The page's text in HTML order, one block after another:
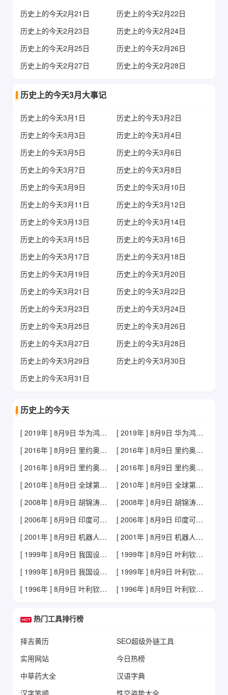
历史上的今天2月21日
历史上的今天2月22日
历史上的今天2月23日
历史上的今天2月24日
历史上的今天2月25日
历史上的今天2月26日
历史上的今天2月27日
历史上的今天2月28日
历史上的今天3月大事记
历史上的今天3月1日
历史上的今天3月2日
历史上的今天3月3日
历史上的今天3月4日
历史上的今天3月5日
历史上的今天3月6日
历史上的今天3月7日
历史上的今天3月8日
历史上的今天3月9日
历史上的今天3月10日
历史上的今天3月11日
历史上的今天3月12日
历史上的今天3月13日
历史上的今天3月14日
历史上的今天3月15日
历史上的今天3月16日
历史上的今天3月17日
历史上的今天3月18日
历史上的今天3月19日
历史上的今天3月20日
历史上的今天3月21日
历史上的今天3月22日
历史上的今天3月23日
历史上的今天3月24日
历史上的今天3月25日
历史上的今天3月26日
历史上的今天3月27日
历史上的今天3月28日
历史上的今天3月29日
历史上的今天3月30日
历史上的今天3月31日
历史上的今天
[ 2019年 ] 8月9日 华为鸿蒙OS正式发布
[ 2019年 ] 8月9日 华为鸿蒙OS正式发布
[ 2016年 ] 8月9日 里约奥运孙杨为中国游泳队添金
[ 2016年 ] 8月9日 里约奥运孙杨为中国游泳队添金
[ 2016年 ] 8月9日 里约奥运林跃、陈艾森男子双人10米台夺冠
[ 2016年 ] 8月9日 里约奥运林跃、陈艾森男子双人10米台夺冠
[ 2010年 ] 8月9日 全球第一人徒步走完亚马孙河
[ 2010年 ] 8月9日 全球第一人徒步走完亚马孙河
[ 2008年 ] 8月9日 胡锦涛会见俄罗斯总理普京
[ 2008年 ] 8月9日 胡锦涛会见俄罗斯总理普京
[ 2006年 ] 8月9日 印度可乐风波
[ 2006年 ] 8月9日 印度可乐风波
[ 2001年 ] 8月9日 机器人完成远程脑外科手术
[ 2001年 ] 8月9日 机器人完成远程脑外科手术
[ 1999年 ] 8月9日 我国设立国家最高科技奖 获奖金额达五百万元人民币
[ 1999年 ] 8月9日 叶利钦解散斯捷帕申政府 任命普京为代总理
[ 1999年 ] 8月9日 我国设立国家最高科技奖 获奖金额达五百万元人民币
[ 1999年 ] 8月9日 叶利钦解散斯捷帕申政府 任命普京为代总理
[ 1996年 ] 8月9日 叶利钦总统宣誓就职
[ 1996年 ] 8月9日 叶利钦总统宣誓就职
热门工具排行榜
择吉黄历
SEO超级外链工具
实用网站
今日热榜
中草药大全
汉语字典
汉字笔顺
性交姿势大全